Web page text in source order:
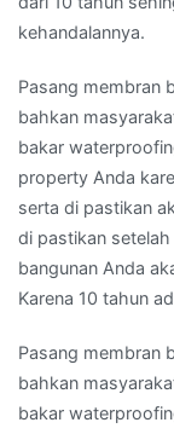
kehandalannya.
Pasang membran
bahkan
bakar
property Anda
serta di pastikan
di pastikan
bangunan Anda
Karena 10 tahun
Pasang membran
bahkan
bakar